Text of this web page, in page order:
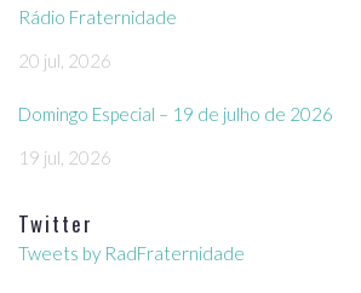
Rádio Fraternidade
20 jul, 2026
Domingo Especial – 19 de julho de 2026
19 jul, 2026
Twitter
Tweets by RadFraternidade